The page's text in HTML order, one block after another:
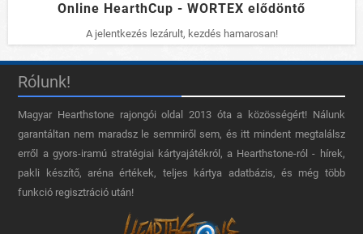
Online HearthCup - WORTEX elődöntő
A jelentkezés lezárult, kezdés hamarosan!
Rólunk!
Magyar Hearthstone​ rajongói oldal 2013 óta a közösségért! Nálunk
garantáltan nem maradsz le semmiről sem, és itt mindent megtalálsz
erről a gyors-iramú stratégiai kártyajátékról, a Hearthstone-ról - hírek,
pakli készítő, aréna értékek, teljes kártya adatbázis, és még több
funkció regisztráció után!